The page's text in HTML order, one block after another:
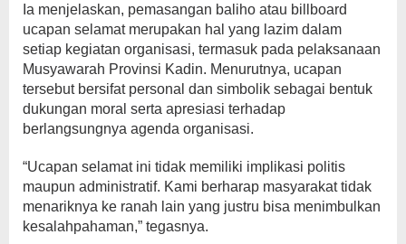
Ia menjelaskan, pemasangan baliho atau billboard
ucapan selamat merupakan hal yang lazim dalam
setiap kegiatan organisasi, termasuk pada pelaksanaan
Musyawarah Provinsi Kadin. Menurutnya, ucapan
tersebut bersifat personal dan simbolik sebagai bentuk
dukungan moral serta apresiasi terhadap
berlangsungnya agenda organisasi.
“Ucapan selamat ini tidak memiliki implikasi politis
maupun administratif. Kami berharap masyarakat tidak
menariknya ke ranah lain yang justru bisa menimbulkan
kesalahpahaman,” tegasnya.